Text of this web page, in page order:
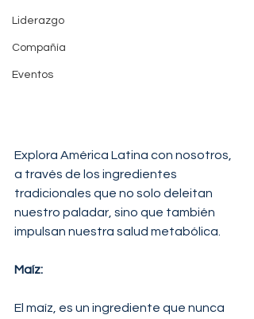
Liderazgo
Compañía
Eventos
Explora América Latina con nosotros,
a través de los ingredientes
tradicionales que no solo deleitan
nuestro paladar, sino que también
impulsan nuestra salud metabólica.
Maíz:
El maíz, es un ingrediente que nunca